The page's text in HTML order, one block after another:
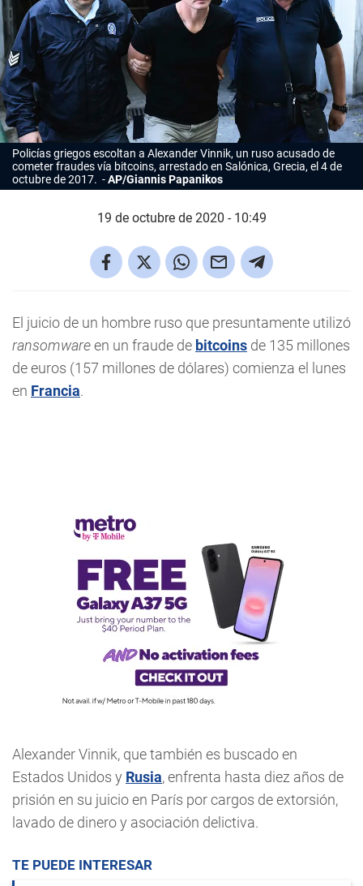
Policías griegos escoltan a Alexander Vinnik, un ruso acusado de
cometer fraudes vía bitcoins, arrestado en Salónica, Grecia, el 4 de
octubre de 2017.
AP/Giannis Papanikos
19 de octubre de 2020 - 10:49
El juicio de un hombre ruso que presuntamente utilizó
ransomwareen un fraude de bitcoins de 135 millones
de euros (157 millones de dólares) comienza el lunes
en Francia.
Alexander Vinnik, que también es buscado en
Estados Unidos y Rusia, enfrenta hasta diez años de
prisión en su juicio en París por cargos de extorsión,
lavado de dinero y asociación delictiva.
TE PUEDE INTERESAR